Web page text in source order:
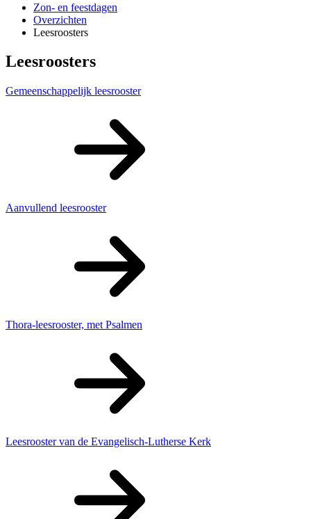
Zon- en feestdagen
Overzichten
Leesroosters
Leesroosters
Gemeenschappelijk leesrooster
Aanvullend leesrooster
Thora-leesrooster, met Psalmen
Leesrooster van de Evangelisch-Lutherse Kerk